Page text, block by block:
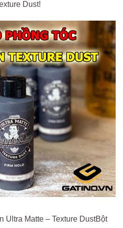
Dust!
Ultra Matte – Texture DustBột